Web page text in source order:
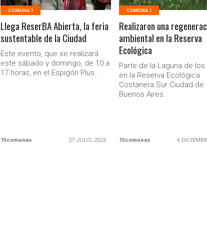
COMUNA 1
Llega ReserBA Abierta, la feria
sustentable de la Ciudad
Este evento, que se realizará
este sábado y domingo, de 10 a
17 horas, en el Espigón Plus...
15comunas 27 JULIO, 2023
COMUNA 1
Realizaron una
ambiental en la Reserva
Ecológica
Parte de la Laguna de los
en la Reserva Ecológica
Costanera Sur Ciudad de
Buenos Aires...
15comunas 6